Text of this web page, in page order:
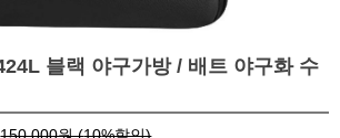
블랙 야구가방 / 배트 야구화 수